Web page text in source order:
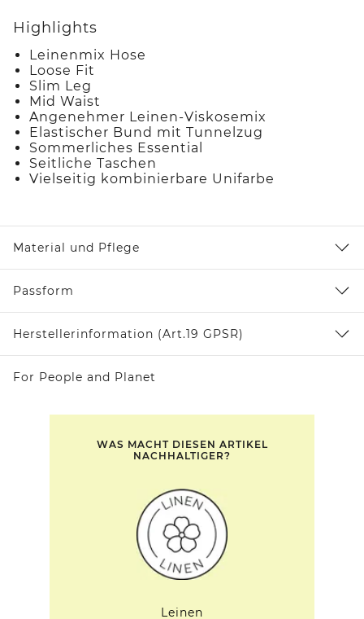
Highlights
Leinenmix Hose
Loose Fit
Slim Leg
Mid Waist
Angenehmer Leinen-Viskosemix
Elastischer Bund mit Tunnelzug
Sommerliches Essential
Seitliche Taschen
Vielseitig kombinierbare Unifarbe
Material und Pflege
Passform
Herstellerinformation (Art.19 GPSR)
For People and Planet
WAS MACHT DIESEN ARTIKEL
NACHHALTIGER?
Leinen